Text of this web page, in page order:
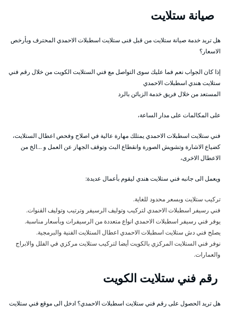
صيانة ستلايت
هل تريد خدمة صيانة ستلايت من قبل فنى ستلايت اسطبلات الاحمدي المحترف وبأرخص
الاسعار؟
إذا كان الجواب نعم فما عليك سوى التواصل مع فني الستلايت الكويت من خلال رقم فني
ستلايت هندي اسطبلات الاحمدي
المستعد من خلال فريق خدمة الزبائن بالرد
على المكالمات على مدار الساعة،
فني ستلايت اسطبلات الاحمدي يمتلك مهارة عالية في اصلاح وفحص اعطال الستلايت،
كضياع الاشارة وتشويش الصورة وانقطاع البث وتوقف الجهاز عن العمل و …الخ من
الاعطال الاخرى،
ويعمل الى جانبه فني ستلايت هندي ليقوم بأعمال عديدة:
تركيب ستلايت وبسعر محدود للغاية.
فني رسيفر اسطبلات الاحمدي لتركيب وتوليف الرسيفر وترتيب وتوليف القنوات.
يوفر فني رسيفر اسطبلات الاحمدي انواع متعددة من الرسيفرات وبأسعار مناسبة.
يصلح فني دش ستلايت اسطبلات الاحمدي اعطال الستلايت الفنية والبرمجية.
نوفر فني الستلايت المركزي بالكويت أيضا لتركيب ستلايت مركزي في الفلل والابراج
والعمارات.
رقم فني ستلايت الكويت
هل تريد الحصول على رقم فني ستلايت اسطبلات الاحمدي؟ ادخل الى موقع فني ستلايت